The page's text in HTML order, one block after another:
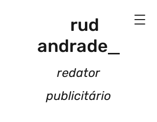
rud
andrade
redator
publicitário